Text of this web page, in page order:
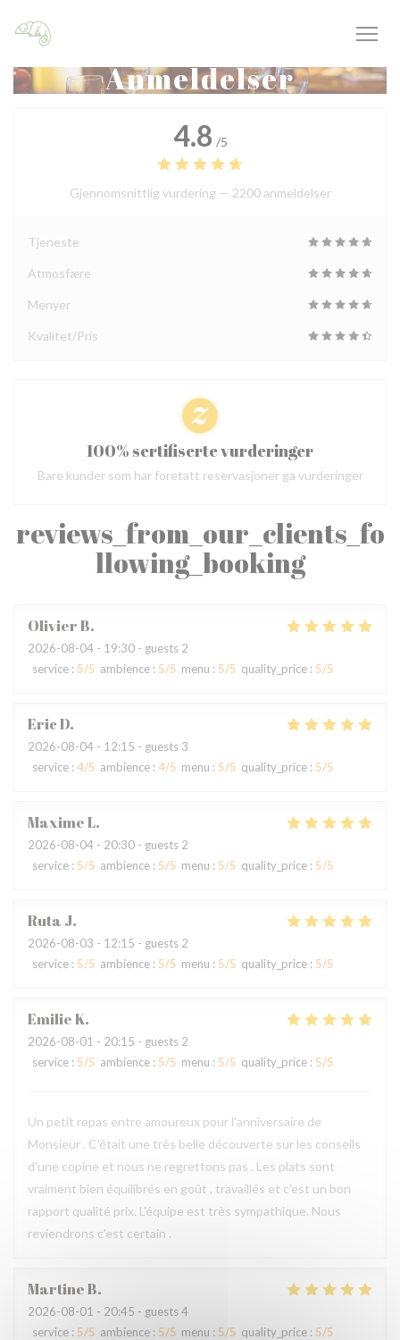
Anmeldelser
reviews_from_our_clients_fo
llowing_booking
OlivierB
2026-08-04 - 19:30 - guests 2
service : 5/5 ambience : 5/5 menu : 5/5 quality_price : 5/5
EricD
2026-08-04 - 12:15 - guests 3
service : 4/5 ambience : 4/5 menu : 5/5 quality_price : 5/5
MaximeL
2026-08-04 - 20:30 - guests 2
service : 5/5 ambience : 5/5 menu : 5/5 quality_price : 5/5
Ruta J
2026-08-03 - 12:15 - guests 2
service : 5/5 ambience : 5/5 menu : 5/5 quality_price : 5/5
EmilieK
2026-08-01 - 20:15 - guests 2
service : 5/5 ambience : 5/5 menu : 5/5 quality_price : 5/5
Un petit repas entre amoureux pour l'anniversaire de
Monsieur . C'était une très belle découverte sur les conseils
d'une copine et nous ne regrettons pas . Les plats sont
vraiment bien équilibrés en goût , travaillés et c'est un bon
rapport qualité prix. L'équipe est très sympathique. Nous
reviendrons c'est certain .
MartineB
2026-08-01 - 20:45 - guests 4
service : 5/5 ambience : 5/5 menu : 5/5 quality_price : 5/5
4.8 /5
Gjennomsnittlig vurdering — 2200 anmeldelser
Tjeneste
Atmosfære
Menyer
Kvalitet/Pris
100% sertifiserte vurderinger
Bare kunder som har foretatt reservasjoner ga vurderinger